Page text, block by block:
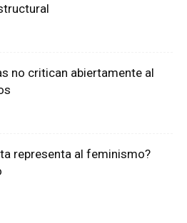
no critican abiertamente al
representa al feminismo?